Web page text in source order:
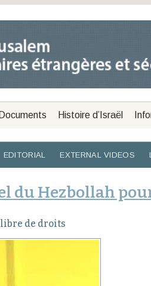
Documents Histoire d’Israël
EDITORIAL EXTERNAL VIDEOS
du Hezbollah
de droits